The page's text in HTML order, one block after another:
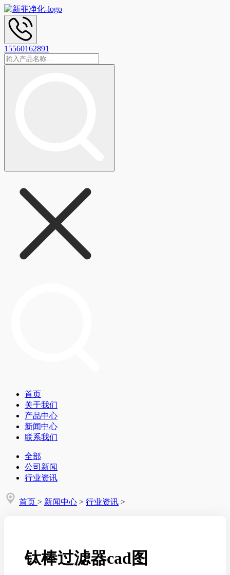
15560162891
首页
关于我们
产品中心
新闻中心
联系我们
全部
公司新闻
行业资讯
首页 > 新闻中心 > 行业资讯 >
钛棒过滤器cad图